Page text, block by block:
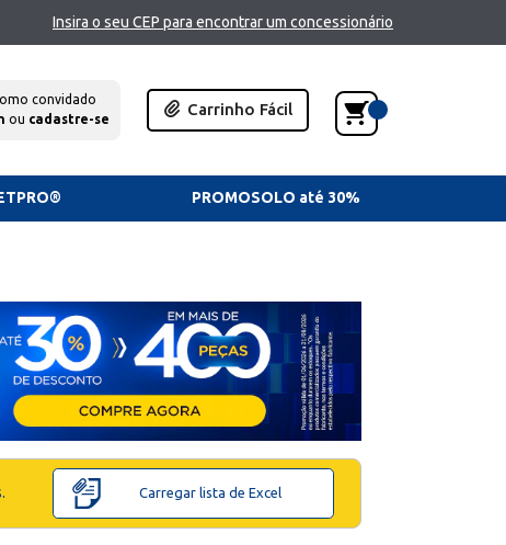
Insira o seu CEP para encontrar um concessionário
convidado
ou cadastre-se
Carrinho Fácil
PROMOSOLO até 30%
Carregar lista de Excel